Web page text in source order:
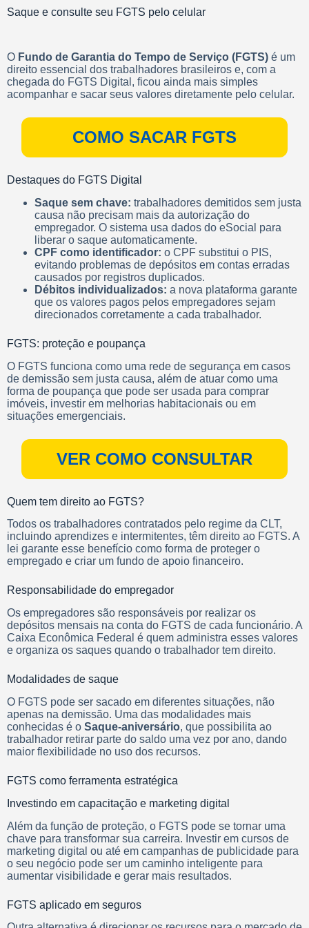
Saque e consulte seu FGTS pelo celular
O Fundo de Garantia do Tempo de Serviço (FGTS) é um
direito essencial dos trabalhadores brasileiros e, com a
chegada do FGTS Digital, ficou ainda mais simples
acompanhar e sacar seus valores diretamente pelo celular.
COMO SACAR FGTS
Destaques do FGTS Digital
Saque sem chave: trabalhadores demitidos sem justa
causa não precisam mais da autorização do
empregador. O sistema usa dados do eSocial para
liberar o saque automaticamente.
CPF como identificador: o CPF substitui o PIS,
evitando problemas de depósitos em contas erradas
causados por registros duplicados.
Débitos individualizados: a nova plataforma garante
que os valores pagos pelos empregadores sejam
direcionados corretamente a cada trabalhador.
FGTS: proteção e poupança
O FGTS funciona como uma rede de segurança em casos
de demissão sem justa causa, além de atuar como uma
forma de poupança que pode ser usada para comprar
imóveis, investir em melhorias habitacionais ou em
situações emergenciais.
VER COMO CONSULTAR
Quem tem direito ao FGTS?
Todos os trabalhadores contratados pelo regime da CLT,
incluindo aprendizes e intermitentes, têm direito ao FGTS. A
lei garante esse benefício como forma de proteger o
empregado e criar um fundo de apoio financeiro.
Responsabilidade do empregador
Os empregadores são responsáveis por realizar os
depósitos mensais na conta do FGTS de cada funcionário. A
Caixa Econômica Federal é quem administra esses valores
e organiza os saques quando o trabalhador tem direito.
Modalidades de saque
O FGTS pode ser sacado em diferentes situações, não
apenas na demissão. Uma das modalidades mais
conhecidas é o Saque-aniversário, que possibilita ao
trabalhador retirar parte do saldo uma vez por ano, dando
maior flexibilidade no uso dos recursos.
FGTS como ferramenta estratégica
Investindo em capacitação e marketing digital
Além da função de proteção, o FGTS pode se tornar uma
chave para transformar sua carreira. Investir em cursos de
marketing digital ou até em campanhas de publicidade para
o seu negócio pode ser um caminho inteligente para
aumentar visibilidade e gerar mais resultados.
FGTS aplicado em seguros